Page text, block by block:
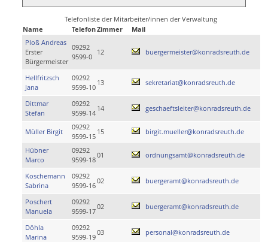
Telefonliste der Mitarbeiter/innen der Verwaltung
Name
TelefonZimmer
Mail
Ploß Andreas
Erster
Bürgermeister
09292
9599-0
12 buergermeister@konradsreuth.de
Hellfritzsch
Jana
09292
9599-10
13 sekretariat@konradsreuth.de
Dittmar
Stefan
09292
9599-14
14 geschaeftsleiter@konradsreuth.de
Müller Birgit
09292
9599-15
15 birgit.mueller@konradsreuth.de
Hübner
Marco
09292
9599-18
01 ordnungsamt@konradsreuth.de
Koschemann
Sabrina
09292
9599-16
02 buergeramt@konradsreuth.de
Poschert
Manuela
09292
9599-17
02 buergeramt@konradsreuth.de
Döhla
Marina
09292
9599-19
03 personal@konradsreuth.de